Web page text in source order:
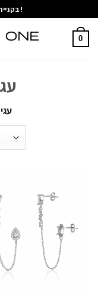
בקנייה מעל 550 ש''ח - משלוח חינם!
0